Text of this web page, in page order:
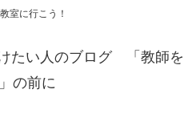
室に行こう！
たい人のブログ 「教師を
の前に